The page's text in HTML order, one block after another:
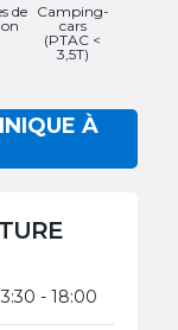
de
Camping-
cars
(PTAC <
3,5T)
À
- 18:00